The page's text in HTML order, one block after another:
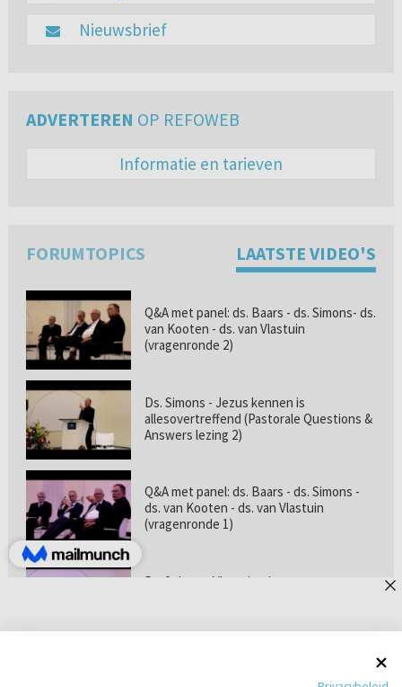
Nieuwsbrief
ADVERTEREN OP REFOWEB
Informatie en tarieven
FORUMTOPICS LAATSTE VIDEO'S
Q&A met panel: ds. Baars - ds. Simons- ds.
van Kooten - ds. van Vlastuin
(vragenronde 2)
Ds. Simons - Jezus kennen is
allesovertreffend (Pastorale Questions &
Answers lezing 2)
Q&A met panel: ds. Baars - ds. Simons -
ds. van Kooten - ds. van Vlastuin
(vragenronde 1)
Prof. dr. van Vlastuin - Is